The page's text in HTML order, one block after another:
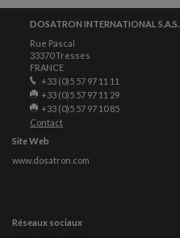
DOSATRON INTERNATIONAL S.A.S.
Rue Pascal
33370 Tresses
FRANCE
+33 (0)5 57 97 11 11
+33 (0)5 57 97 11 29
+33 (0)5 57 97 10 85
Contact
Site Web
www.dosatron.com
Réseaux sociaux